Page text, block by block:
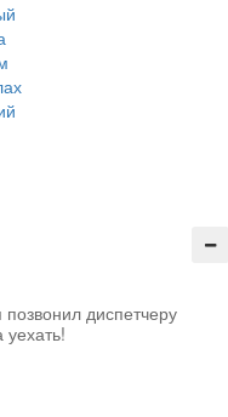
диспетчеру